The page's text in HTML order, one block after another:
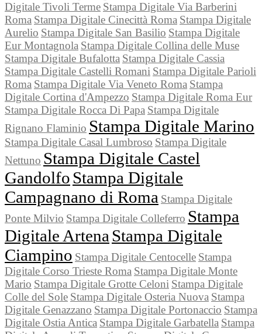
Digitale Tivoli Terme Stampa Digitale Via Barberini
Roma Stampa Digitale Cinecittà Roma Stampa Digitale
Aurelio Stampa Digitale San Basilio Stampa Digitale
Eur Montagnola Stampa Digitale Collina delle Muse
Stampa Digitale Bufalotta Stampa Digitale Cassia
Stampa Digitale Castelli Romani Stampa Digitale Parioli
Roma Stampa Digitale Via Veneto Roma Stampa
Digitale Cortina d'Ampezzo Stampa Digitale Roma Eur
Stampa Digitale Rocca Di Papa Stampa Digitale
Rignano Flaminio Stampa Digitale Marino
Stampa Digitale Casal Lumbroso Stampa Digitale
Nettuno Stampa Digitale Castel
Gandolfo Stampa Digitale
Campagnano di Roma Stampa Digitale
Ponte Milvio Stampa Digitale Colleferro Stampa
Digitale Artena Stampa Digitale
Ciampino Stampa Digitale Centocelle Stampa
Digitale Corso Trieste Roma Stampa Digitale Monte
Mario Stampa Digitale Grotte Celoni Stampa Digitale
Colle del Sole Stampa Digitale Osteria Nuova Stampa
Digitale Genazzano Stampa Digitale Portonaccio Stampa
Digitale Ostia Antica Stampa Digitale Garbatella Stampa